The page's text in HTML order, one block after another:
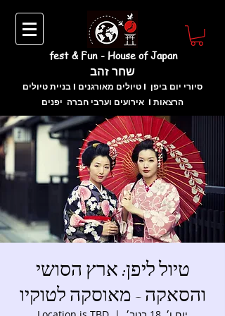
fest & Fun - House of Japan
בניית טיולים I טיולים מאורגנים I סיורי יום ביפן
אירועים וערבי חברה יפנים I הרצאות
טיול ליפן: ארץ הסושי
והסאקה - מאוסקה לטוקיו